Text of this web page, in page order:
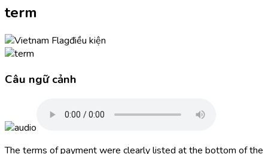
term
điều kiện
Câu ngữ cảnh
The terms of payment were clearly listed at the bottom of the